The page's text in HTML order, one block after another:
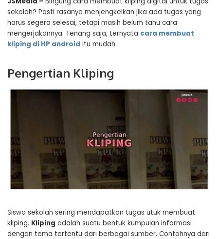
sekolah? Pasti rasanya menjengkelkan jika ada tugas yang
harus segera selesai, tetapi masih belum tahu cara
mengerjakannya. Tenang saja, ternyata cara membuat
kliping di HP android itu mudah.
Pengertian Kliping
Siswa sekolah sering mendapatkan tugas utuk membuat
kliping. Kliping adalah suatu bentuk kumpulan informasi
dengan tema tertentu dari berbagai sumber. Contohnya dari